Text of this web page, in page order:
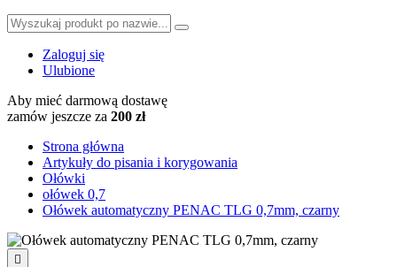
Zaloguj się
Ulubione
Aby mieć darmową dostawę
zamów jeszcze za 200 zł
Strona główna
Artykuły do pisania i korygowania
Ołówki
ołówek 0,7
Ołówek automatyczny PENAC TLG 0,7mm, czarny
